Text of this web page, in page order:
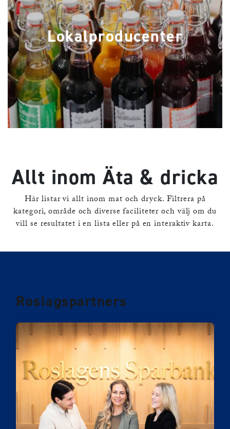
Lokalproducenter
Allt inom Äta & dricka
Här listar vi allt inom mat och dryck. Filtrera på
kategori, område och diverse faciliteter och välj om du
vill se resultatet i en lista eller på en interaktiv karta.
Roslagspartners